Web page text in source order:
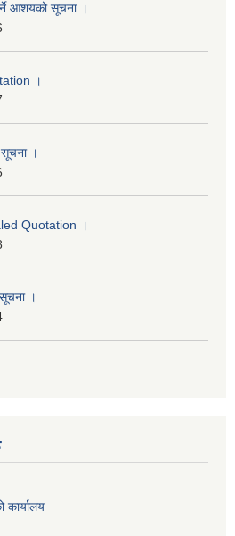
आशयको सूचना ।
।
।
Quotation ।
।
कार्यालय